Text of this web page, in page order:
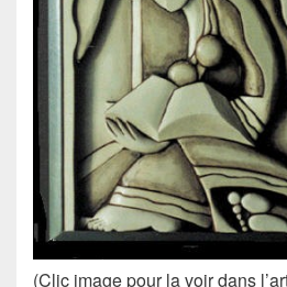
(Clic image pour la voir dans